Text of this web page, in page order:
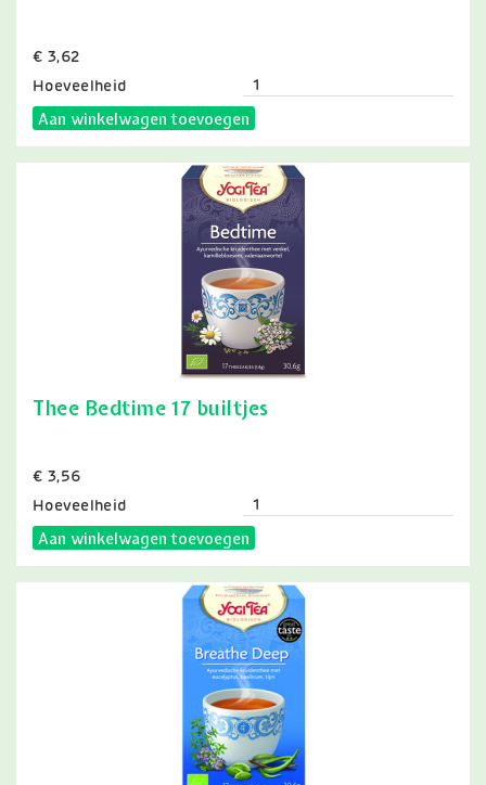
Prijs
€ 3,62
Hoeveelheid
Aan winkelwagen toevoegen
Thee Bedtime 17 builtjes
Prijs
€ 3,56
Hoeveelheid
Aan winkelwagen toevoegen